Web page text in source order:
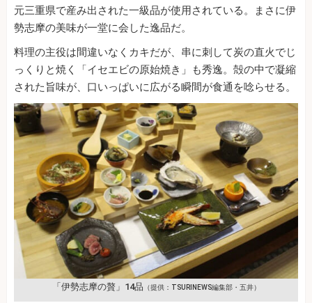
元三重県で産み出された一級品が使用されている。まさに伊
勢志摩の美味が一堂に会した逸品だ。
料理の主役は間違いなくカキだが、串に刺して炭の直火でじ
っくりと焼く「イセエビの原始焼き」も秀逸。殻の中で凝縮
された旨味が、口いっぱいに広がる瞬間が食通を唸らせる。
「伊勢志摩の贅」14品 （提供：TSURINEWS編集部・五井）